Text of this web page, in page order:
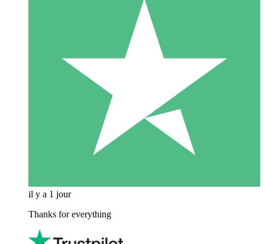
il y a 1 jour
Thanks for everything